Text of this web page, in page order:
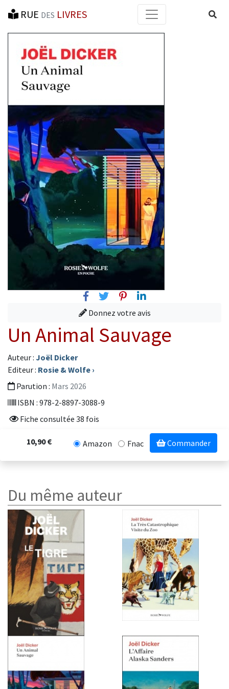
RUE DES LIVRES
FacebookTwitterPinterest
Linkedin
Donnez votre avis
Un Animal Sauvage
Auteur : Joël Dicker
Editeur : Rosie & Wolfe ›
Parution : Mars 2026
ISBN : 978-2-8897-3088-9
Fiche consultée 38 fois
10,90 € Amazon Fnac Commander
Du même auteur